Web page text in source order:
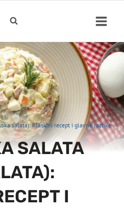
salata): Klasični recept i glavne razlike
SALATA
I